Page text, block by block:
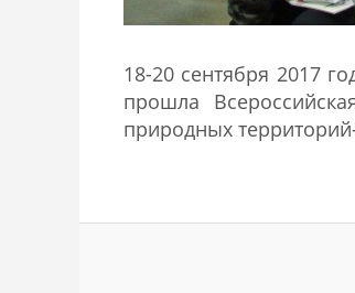
18-20 сентября 2017
прошла
природных